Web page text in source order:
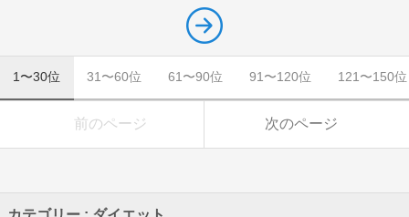
1〜30位 31〜60位 61〜90位 91〜120位 121〜150位
前のページ 次のページ